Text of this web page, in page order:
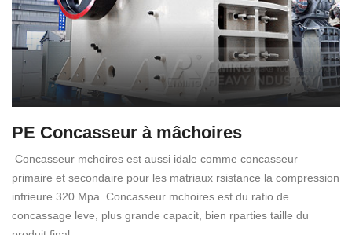
PE Concasseur à mâchoires
Concasseur mchoires est aussi idale comme concasseur
primaire et secondaire pour les matriaux rsistance la compression
infrieure 320 Mpa. Concasseur mchoires est du ratio de
concassage leve, plus grande capacit, bien rparties taille du